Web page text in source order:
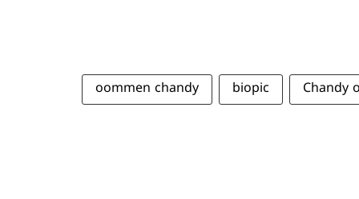
oommen chandy biopic Chandy